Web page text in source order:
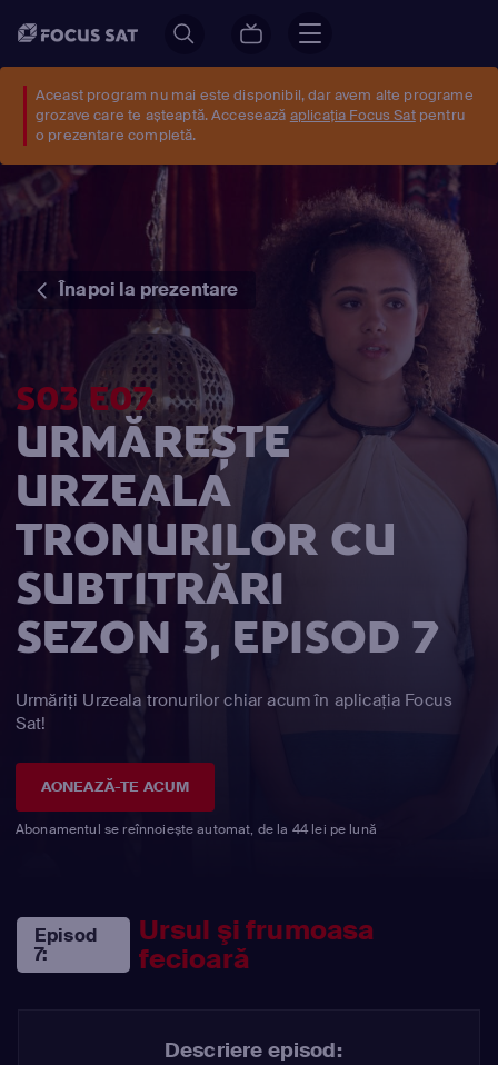
Aceast program nu mai este disponibil, dar avem alte programe
grozave care te așteaptă. Accesează aplicația Focus Satpentru
o prezentare completă.
Înapoi la prezentare
S03 E07
URMĂREȘTE
URZEALA
TRONURILOR CU
SUBTITRĂRI
SEZON 3, EPISOD 7
Urmăriți Urzeala tronurilor chiar acum în aplicația Focus
Sat!
AONEAZĂ-TE ACUM
Abonamentul se reînnoiește automat, de la 44 lei pe lună
Episod
7:
Ursul şi frumoasa
fecioară
Descriere episod: